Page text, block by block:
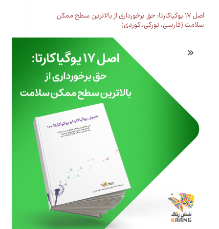
اصل ۱۷ یوگیاکارتا: حق برخورداری از بالاترین سطح ممکن
سلامت (فارسی، تورکی، کوردی)